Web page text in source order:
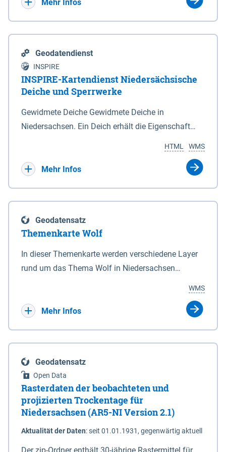
Mehr Infos
Geodatendienst
INSPIRE
INSPIRE-Kartendienst Niedersächsische
Deiche und Sperrwerke
Gewidmete Deiche Gewidmete Deiche in
Niedersachsen. Ein Deich erhält die Eigenschaft
Deichbehörde durch Verordnung ausspricht. Für
enthalten. Sperrwerke Sperrwerke sind Bauwerke
mit Sperrvorrichtungen in Tidegewässern, die dem
Schutz eines Gebietes vor erhöhten Tiden, vor allem
vor Sturmfluten, zu dienen bestimmt sind (§2 Abs.3
Eigenschaft eines Sperrwerkes durch Widmung, die
die Deichbehörde durch Verordnung ausspricht.
WMS
HTML
Mehr Infos
Geodatensatz
Themenkarte Wolf
In dieser Themenkarte werden verschiedene Layer
rund um das Thema Wolf in Niedersachsen
sowie Status der bestehenden Wolfsterritorien im
laufenden Monitoringjahr.
WMS
Mehr Infos
Geodatensatz
Open Data
Rasterdaten der beobachteten und
projizierten Trockentage für
Niedersachsen (AR5-NI Version 2.1)
Aktualität der Daten:seit 01.01.1931, gegenwärtig aktuell